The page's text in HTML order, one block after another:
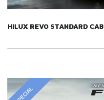
HILUX REVO STANDARD CAB